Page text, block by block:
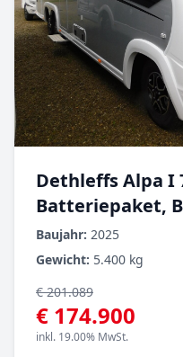
Dethleffs Alpa I
Batteriepaket,
Baujahr: 2025
Gewicht: 5.400 kg
€ 201.089
€ 174.900
inkl. 19.00% MwSt.